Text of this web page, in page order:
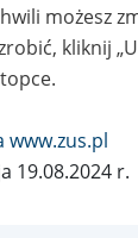
-
Twojej
możesz
kliknij
www.zus.pl
19.08.2024 r.